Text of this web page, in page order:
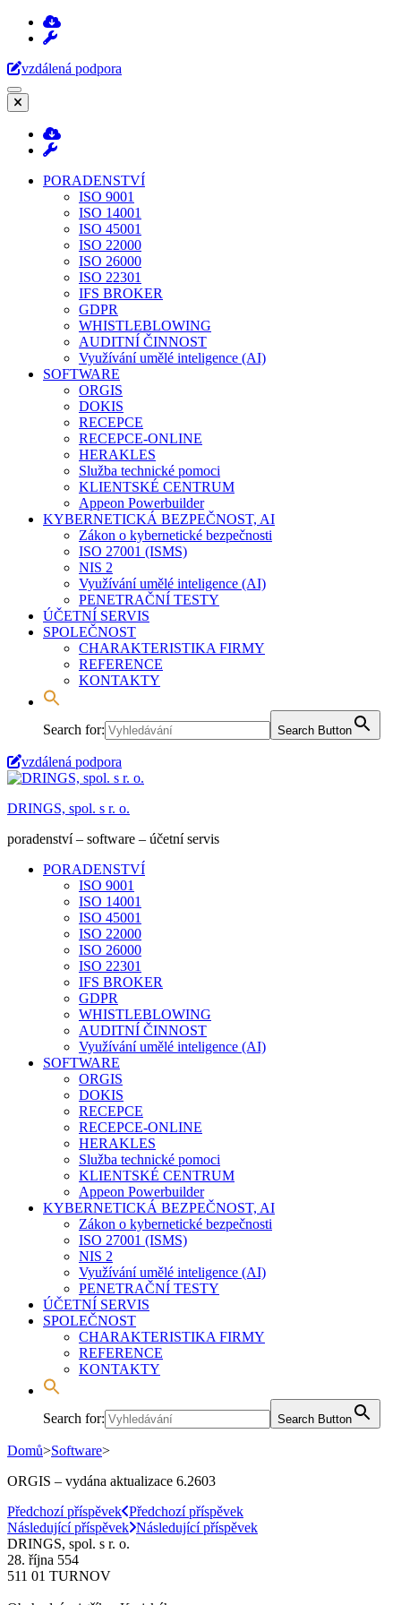
Přeskočit
(stiskněte
Enter)
vzdálená podpora
PORADENSTVÍ
ISO 9001
ISO 14001
ISO 45001
ISO 22000
ISO 26000
ISO 22301
IFS BROKER
GDPR
WHISTLEBLOWING
AUDITNÍ ČINNOST
Využívání umělé inteligence (AI)
SOFTWARE
ORGIS
DOKIS
RECEPCE
RECEPCE-ONLINE
HERAKLES
Služba technické pomoci
KLIENTSKÉ CENTRUM
Appeon Powerbuilder
KYBERNETICKÁ BEZPEČNOST, AI
Zákon o kybernetické bezpečnosti
ISO 27001 (ISMS)
NIS 2
Využívání umělé inteligence (AI)
PENETRAČNÍ TESTY
ÚČETNÍ SERVIS
SPOLEČNOST
CHARAKTERISTIKA FIRMY
REFERENCE
KONTAKTY
Search for: Search Button
vzdálená podpora
DRINGS, spol. s r. o.
poradenství – software – účetní servis
PORADENSTVÍ
ISO 9001
ISO 14001
ISO 45001
ISO 22000
ISO 26000
ISO 22301
IFS BROKER
GDPR
WHISTLEBLOWING
AUDITNÍ ČINNOST
Využívání umělé inteligence (AI)
SOFTWARE
ORGIS
DOKIS
RECEPCE
RECEPCE-ONLINE
HERAKLES
Služba technické pomoci
KLIENTSKÉ CENTRUM
Appeon Powerbuilder
KYBERNETICKÁ BEZPEČNOST, AI
Zákon o kybernetické bezpečnosti
ISO 27001 (ISMS)
NIS 2
Využívání umělé inteligence (AI)
PENETRAČNÍ TESTY
ÚČETNÍ SERVIS
SPOLEČNOST
CHARAKTERISTIKA FIRMY
REFERENCE
KONTAKTY
Search for: Search Button
Domů>Software>
ORGIS – vydána aktualizace 6.2603
Navigace
příspěvku
Předchozí příspěvek Předchozí příspěvek
Následující příspěvek Následující příspěvek
DRINGS, spol. s r. o.
28. října 554
511 01 TURNOV